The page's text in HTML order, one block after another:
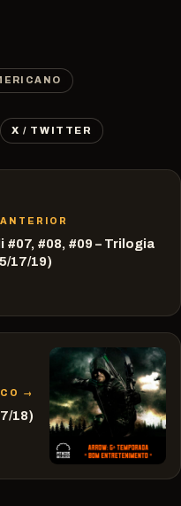
X / TWITTER
#07, #08, #09 – Trilogia
17/19)
→
18)